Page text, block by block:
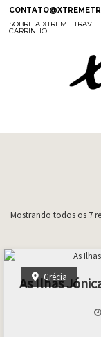
SOBRE A XTREME TRAVEL
CARRINHO
Mostrando todos os 7
Grécia
As Ilhas